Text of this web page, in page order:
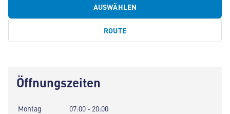
AUSWÄHLEN
ROUTE
Öffnungszeiten
Montag
07:00 - 20:00